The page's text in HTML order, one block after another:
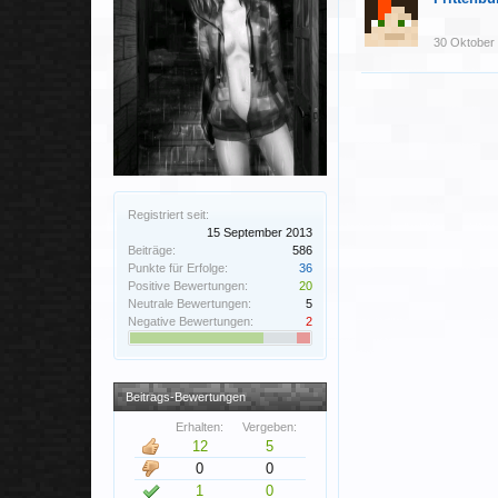
Registriert seit:
15 September 2013
Beiträge:
586
Punkte für Erfolge:
36
Positive Bewertungen:
20
Neutrale Bewertungen:
5
Negative Bewertungen:
2
Beitrags-Bewertungen
Erhalten: Vergeben:
12
5
0
0
1
0
30 Oktober